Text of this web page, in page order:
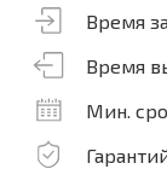
Время
Время
Мин.